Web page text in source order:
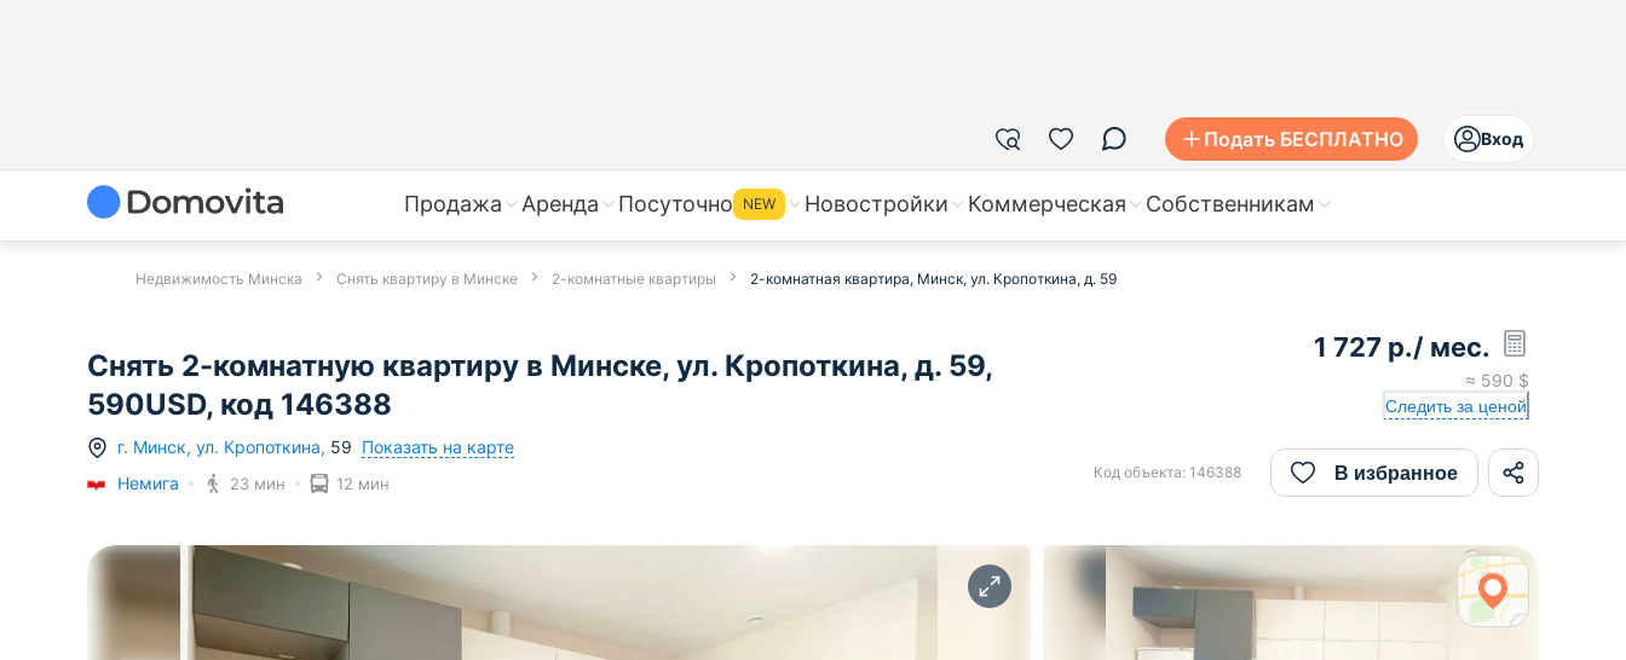
Подать БЕСПЛАТНО Вход
Продажа Аренда Посуточно NEW Новостройки Коммерческая Собственникам
Недвижимость Минска Снять квартиру в Минске 2-комнатные квартиры 2-комнатная квартира, Минск, ул. Кропоткина, д. 59
Снять 2-комнатную квартиру в Минске, ул. Кропоткина, д. 59,
590USD, код 146388
г. Минск, ул. Кропоткина, 59 Показать на карте
Немига
23 мин 12 мин
1 727 р./ мес.
≈ 590 $
Следить за ценой
Код объекта: 146388 В избранное